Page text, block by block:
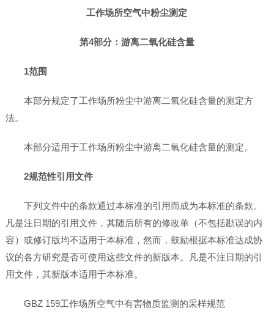
工作场所空气中粉尘测定
第4部分：游离二氧化硅含量
1范围
本部分规定了工作场所粉尘中游离二氧化硅含量的测定方
法。
本部分适用于工作场所粉尘中游离二氧化硅含量的测定。
2规范性引用文件
下列文件中的条款通过本标准的引用而成为本标准的条款。
凡是注日期的引用文件，其随后所有的修改单（不包括勘误的内
容）或修订版均不适用于本标准，然而，鼓励根据本标准达成协
议的各方研究是否可使用这些文件的新版本。凡是不注日期的引
用文件，其新版本适用于本标准。
GBZ 159工作场所空气中有害物质监测的采样规范